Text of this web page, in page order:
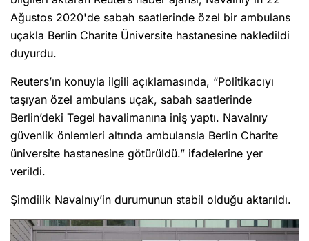
Ağustos 2020'de sabah saatlerinde özel bir ambulans
uçakla Berlin Charite Üniversite hastanesine nakledildi
duyurdu.
Reuters’ın konuyla ilgili açıklamasında, “Politikacıyı
taşıyan özel ambulans uçak, sabah saatlerinde
Berlin’deki Tegel havalimanına iniş yaptı. Navalnıy
güvenlik önlemleri altında ambulansla Berlin Charite
üniversite hastanesine götürüldü.” ifadelerine yer
verildi.
Şimdilik Navalnıy’in durumunun stabil olduğu aktarıldı.